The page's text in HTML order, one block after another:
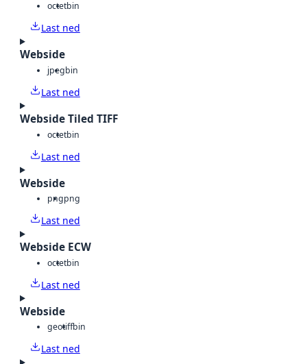
octetbin
Last ned
Webside
jpegbin
Last ned
Webside Tiled TIFF
octetbin
Last ned
Webside
pngpng
Last ned
Webside ECW
octetbin
Last ned
Webside
geotiffbin
Last ned